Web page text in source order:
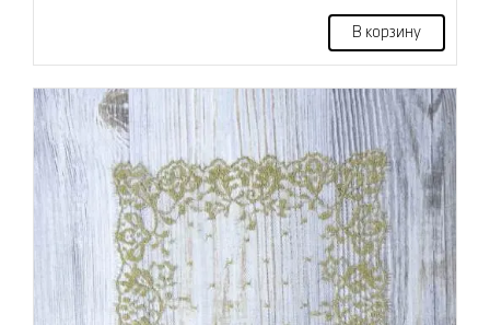
В корзину